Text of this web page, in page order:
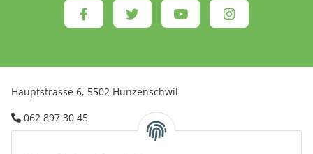
Hauptstrasse 6, 5502 Hunzenschwil
062 897 30 45